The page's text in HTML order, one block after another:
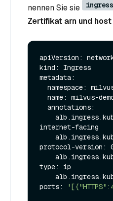
nennen Sie sie
Zertifikat arn und
apiVersion:
kind: Ingress
metadata:
internet-facing
protocol-version:
type: ip
ports: